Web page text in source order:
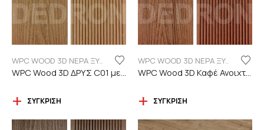
WPC WOOD 3D ΝΕΡΑ ΞΥΛΟΥ
ΣΎΓΚΡΙΣΗ
WPC WOOD 3D ΝΕΡΑ ΞΥΛΟΥ
ΣΎΓΚΡΙΣΗ